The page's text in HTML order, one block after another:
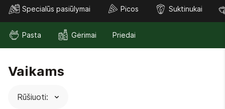
Specialūs pasiūlymai Picos Suktinukai
Pasta Gėrimai Priedai
Vaikams
Naujausi viršuje